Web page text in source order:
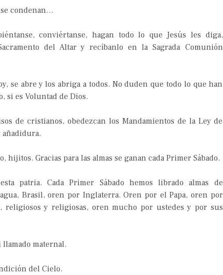
se condenan…
conviértanse, hagan todo lo que Jesús les diga,
del Altar y recíbanlo en la Sagrada Comunión
se abre y los abriga a todos. No duden que todo lo que han
si es Voluntad de Dios.
de cristianos, obedezcan los Mandamientos de la Ley de
añadidura.
hijitos. Gracias para las almas se ganan cada Primer Sábado.
patria. Cada Primer Sábado hemos librado almas de
Brasil, oren por Inglaterra. Oren por el Papa, oren por
religiosos y religiosas, oren mucho por ustedes y por sus
maternal.
del Cielo.